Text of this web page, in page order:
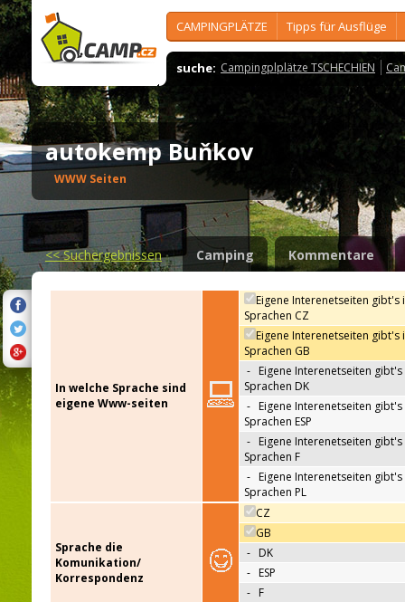
CAMPINGPLÄTZE Tipps für Ausflüge
suche: Campingplplätze TSCHECHIEN
autokemp Buňkov
WWW Seiten
<<Suchergebnissen Camping Kommentare
In welche Sprache sind
eigene Www-seiten
Eigene Interenetseiten gibt's
Sprachen CZ
Eigene Interenetseiten gibt's
Sprachen GB
- Eigene Interenetseiten gibt's
Sprachen DK
- Eigene Interenetseiten gibt's
Sprachen ESP
- Eigene Interenetseiten gibt's
Sprachen F
- Eigene Interenetseiten gibt's
Sprachen PL
Sprache die
Komunikation/
Korrespondenz
CZ
GB
- DK
- ESP
- F